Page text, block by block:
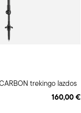
trekingo lazdos
160,00 €